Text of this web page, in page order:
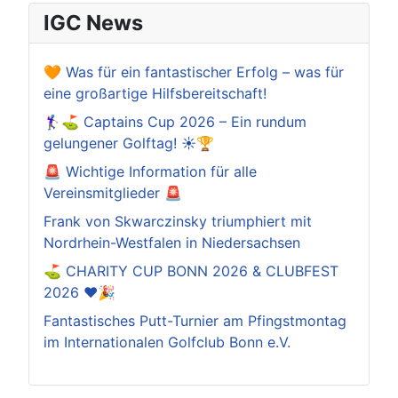
IGC News
🧡 Was für ein fantastischer Erfolg – was für
eine großartige Hilfsbereitschaft!
🏌️‍♀️⛳ Captains Cup 2026 – Ein rundum
gelungener Golftag! ☀️🏆
🚨 Wichtige Information für alle
Vereinsmitglieder 🚨
Frank von Skwarczinsky triumphiert mit
Nordrhein-Westfalen in Niedersachsen
⛳️ CHARITY CUP BONN 2026 & CLUBFEST
2026 ❤️🎉
Fantastisches Putt-Turnier am Pfingstmontag
im Internationalen Golfclub Bonn e.V.